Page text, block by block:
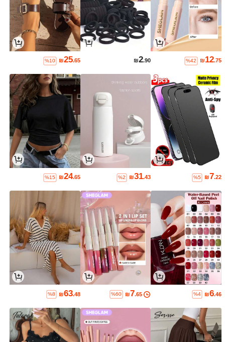
₪12.75
%42
₪2.90
₪25.65
%10
₪7.22
%5
₪31.43
%2
₪24.65
%15
₪6.46
%4
₪7.65
%60
₪63.48
%8